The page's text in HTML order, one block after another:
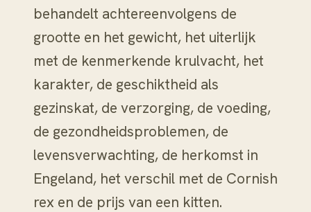
behandelt achtereenvolgens de
grootte en het gewicht, het uiterlijk
met de kenmerkende krulvacht, het
karakter, de geschiktheid als
gezinskat, de verzorging, de voeding,
de gezondheidsproblemen, de
levensverwachting, de herkomst in
Engeland, het verschil met de Cornish
rex en de prijs van een kitten.